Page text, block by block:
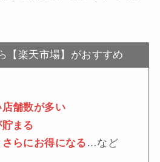
【楽天市場】がおすすめ
舗数が多い
まる
らにお得になる …など